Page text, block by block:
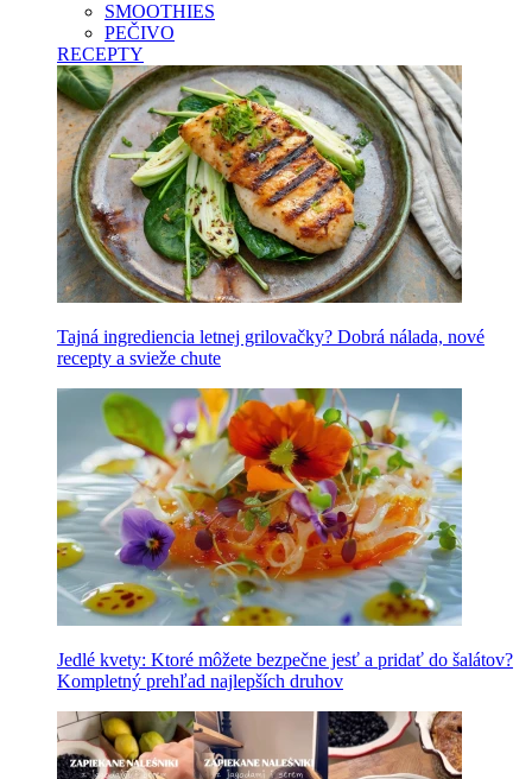
SMOOTHIES
PEČIVO
RECEPTY
Tajná ingrediencia letnej grilovačky? Dobrá nálada, nové
recepty a svieže chute
Jedlé kvety: Ktoré môžete bezpečne jesť a pridať do šalátov?
Kompletný prehľad najlepších druhov